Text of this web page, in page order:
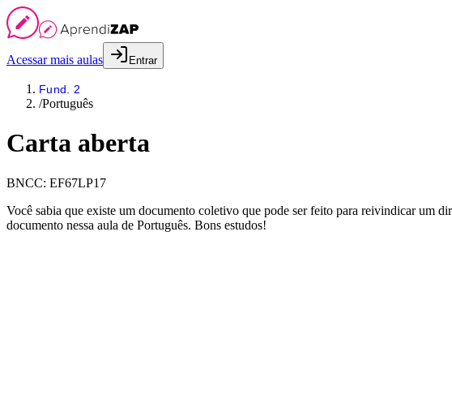
Acessar mais aulas Entrar
Fund. 2
/Português
Carta aberta
BNCC: EF67LP17
Você sabia que existe um documento coletivo que pode ser feito para reivindicar um
documento nessa aula de Português. Bons estudos!